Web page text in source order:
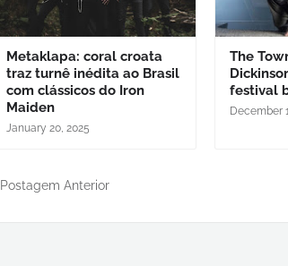
Metaklapa: coral croata
traz turnê inédita ao Brasil
com clássicos do Iron
Maiden
January 20, 2025
The
festival
December
Postagem Anterior